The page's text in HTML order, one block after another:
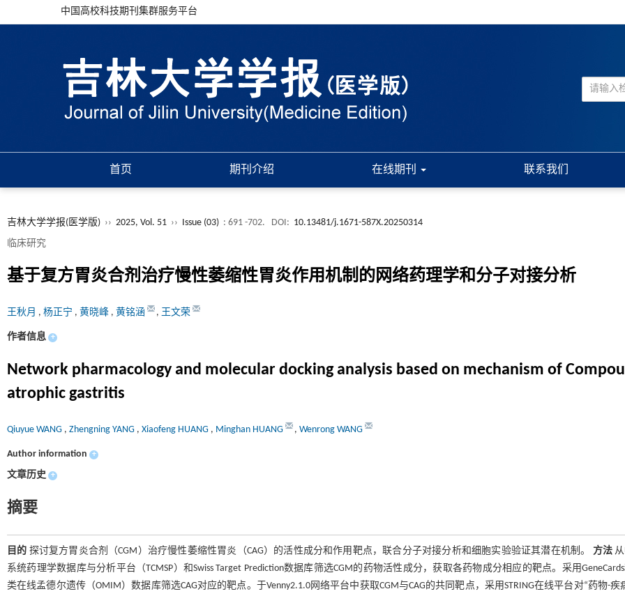
中国高校科技期刊集群服务平台
首页 期刊介绍 在线期刊 联系我们
吉林大学学报(医学版) ›› 2025, Vol. 51 ›› Issue (03) : 691 -702. DOI: 10.13481/j.1671-587X.20250314
临床研究
基于复方胃炎合剂治疗慢性萎缩性胃炎作用机制的网络药理学和分子对接分析
王秋月 , 杨正宁 , 黄晓峰 , 黄铭涵 , 王文荣
作者信息 +
Network pharmacology and molecular docking analysis based on mechanism of
atrophic gastritis
Qiuyue WANG , Zhengning YANG , Xiaofeng HUANG , Minghan HUANG , Wenrong WANG
Author information +
文章历史 +
摘要
目的 探讨复方胃炎合剂（CGM）治疗慢性萎缩性胃炎（CAG）的活性成分和作用靶点，联合分子对接分析和细胞实验验证其潜在机制。 方法
系统药理学数据库与分析平台（TCMSP）和Swiss Target Prediction数据库筛选CGM的药物活性成分，获取各药物成分相应的靶点。采用
类在线孟德尔遗传（OMIM）数据库筛选CAG对应的靶点。于Venny2.1.0网络平台中获取CGM与CAG的共同靶点，采用STRING在线平台对“药物-疾